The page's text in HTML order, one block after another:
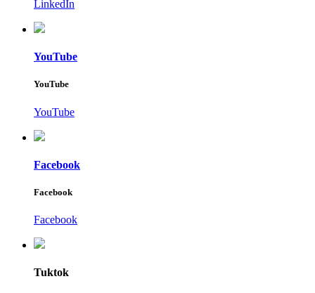
LinkedIn
YouTube
YouTube
YouTube
Facebook
Facebook
Facebook
Tuktok